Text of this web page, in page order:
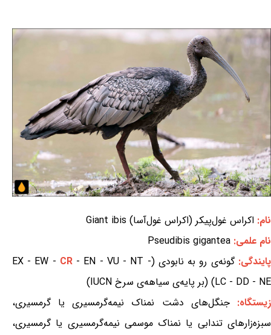
نام: اکراس غول‌پیکر (اکراس غول‌آسا) Giant ibis
نام علمی: Pseudibis gigantea
پایندگی:گونه‌ی رو به نابودی (EX - EW - CR - EN - VU - NT -
LC - DD - NE) (بر پایه‌ی سیاهه‌ی سرخ IUCN)
زیستگاه:جنگل‌های دشت نمناک نیمه‌گرمسیری یا گرمسیری،
سبزه‌زارهای تندابی یا نمناک موسمی نیمه‌گرمسیری یا گرمسیری،